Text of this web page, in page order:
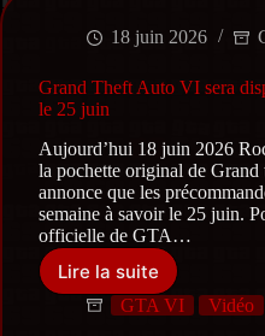
18 juin 2026
Grand Theft Auto VI sera
le 25 juin
Aujourd’hui 18 juin 2026
la pochette original de
annonce que les
semaine à savoir le 25 juin.
officielle de GTA…
Lire la suite
Grand
Theft
GTA VI Vidéo